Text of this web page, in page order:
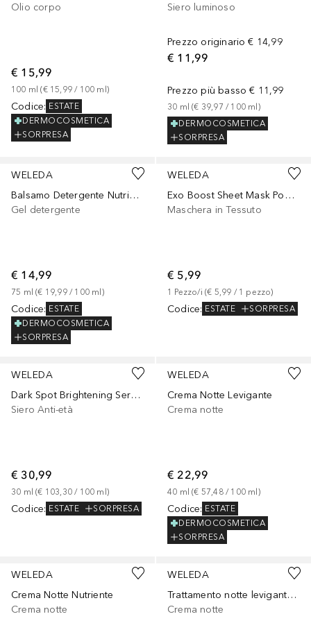
Olio corpo
€ 15,99
100 ml (€ 15,99 / 100 ml )
Codice: ESTATE
DERMOCOSMETICA
SORPRESA
Siero luminoso
Prezzo originario € 14,99
€ 11,99
Prezzo più basso € 11,99
30 ml (€ 39,97 / 100 ml )
DERMOCOSMETICA
SORPRESA
WELEDA
Balsamo Detergente Nutriente
Gel detergente
€ 14,99
75 ml (€ 19,99 / 100 ml )
Codice: ESTATE
DERMOCOSMETICA
SORPRESA
WELEDA
Exo Boost Sheet Mask Pomegranate
Maschera in Tessuto
€ 5,99
1 Pezzo/i (€ 5,99 / 1 pezzo)
Codice: ESTATE SORPRESA
WELEDA
Dark Spot Brightening Serum
Siero Anti-età
€ 30,99
30 ml (€ 103,30 / 100 ml )
Codice: ESTATE SORPRESA
WELEDA
Crema Notte Levigante
Crema notte
€ 22,99
40 ml (€ 57,48 / 100 ml )
Codice: ESTATE
DERMOCOSMETICA
SORPRESA
WELEDA
Crema Notte Nutriente
Crema notte
WELEDA
Trattamento notte levigante Wildrose e tè bianco
Crema notte